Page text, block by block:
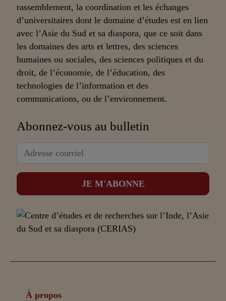
rassemblement, la coordination et les échanges
d’universitaires dont le domaine d’études est en lien
avec l’Asie du Sud et sa diaspora, que ce soit dans
les domaines des arts et lettres, des sciences
humaines ou sociales, des sciences politiques et du
droit, de l’économie, de l’éducation, des
technologies de l’information et des
communications, ou de l’environnement.
Abonnez-vous au bulletin
À propos